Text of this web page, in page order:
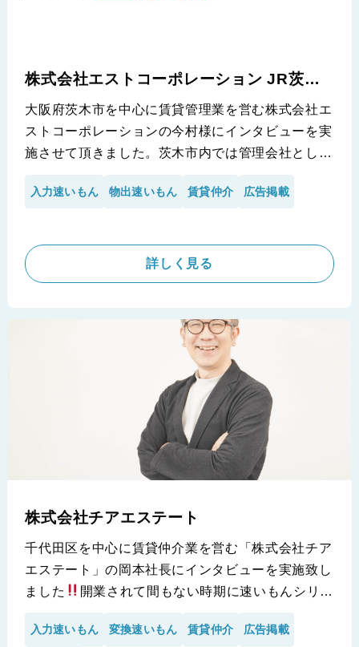
株式会社エストコーポレーション JR茨木
店
大阪府茨木市を中心に賃貸管理業を営む株式会社エ
ストコーポレーションの今村様にインタビューを実
施させて頂きました。茨木市内では管理会社として
社ですが、新着出しが週1に約1回しか出来ていな
まで出ており、果たしてどうなるのか
という状況
でiimonのサービスをご契約いただきました。利用
に、業務は効率化され、反響率が上がったとのこと
今回は新着などの物件出しに課題をお持ちの
会社様には是非ご覧いただきたい内容です
※賃貸のエスト JR茨木店 株式会社エストコーポレーション
入力速いもん 物出速いもん 賃貸仲介 広告掲載
詳しく見る
株式会社チアエステート
千代田区を中心に賃貸仲介業を営む「株式会社チア
エステート」の岡本社長にインタビューを実施致し
ました
開業されて間もない時期に速いもんシリー
お考えや心境を包み隠さず語って頂いております。
入力速いもん 変換速いもん 賃貸仲介 広告掲載